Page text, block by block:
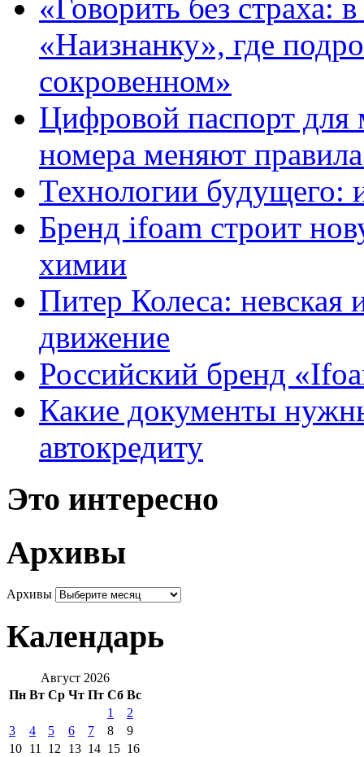
«Говорить без страха:
«Наизнанку», где
сокровенном»
Цифровой паспорт для
номера меняют
Технологии будущего:
Бренд ifoam строит
химии
Питер Колеса: невская
движение
Российский бренд
Какие документы
автокредиту
Это интересно
Архивы
Архивы
Календарь
Август 2026
Пн Вт Ср Чт Пт Сб Вс
1
2
3
4 5 6 7 8
9
10 11 12 13 14 15 16